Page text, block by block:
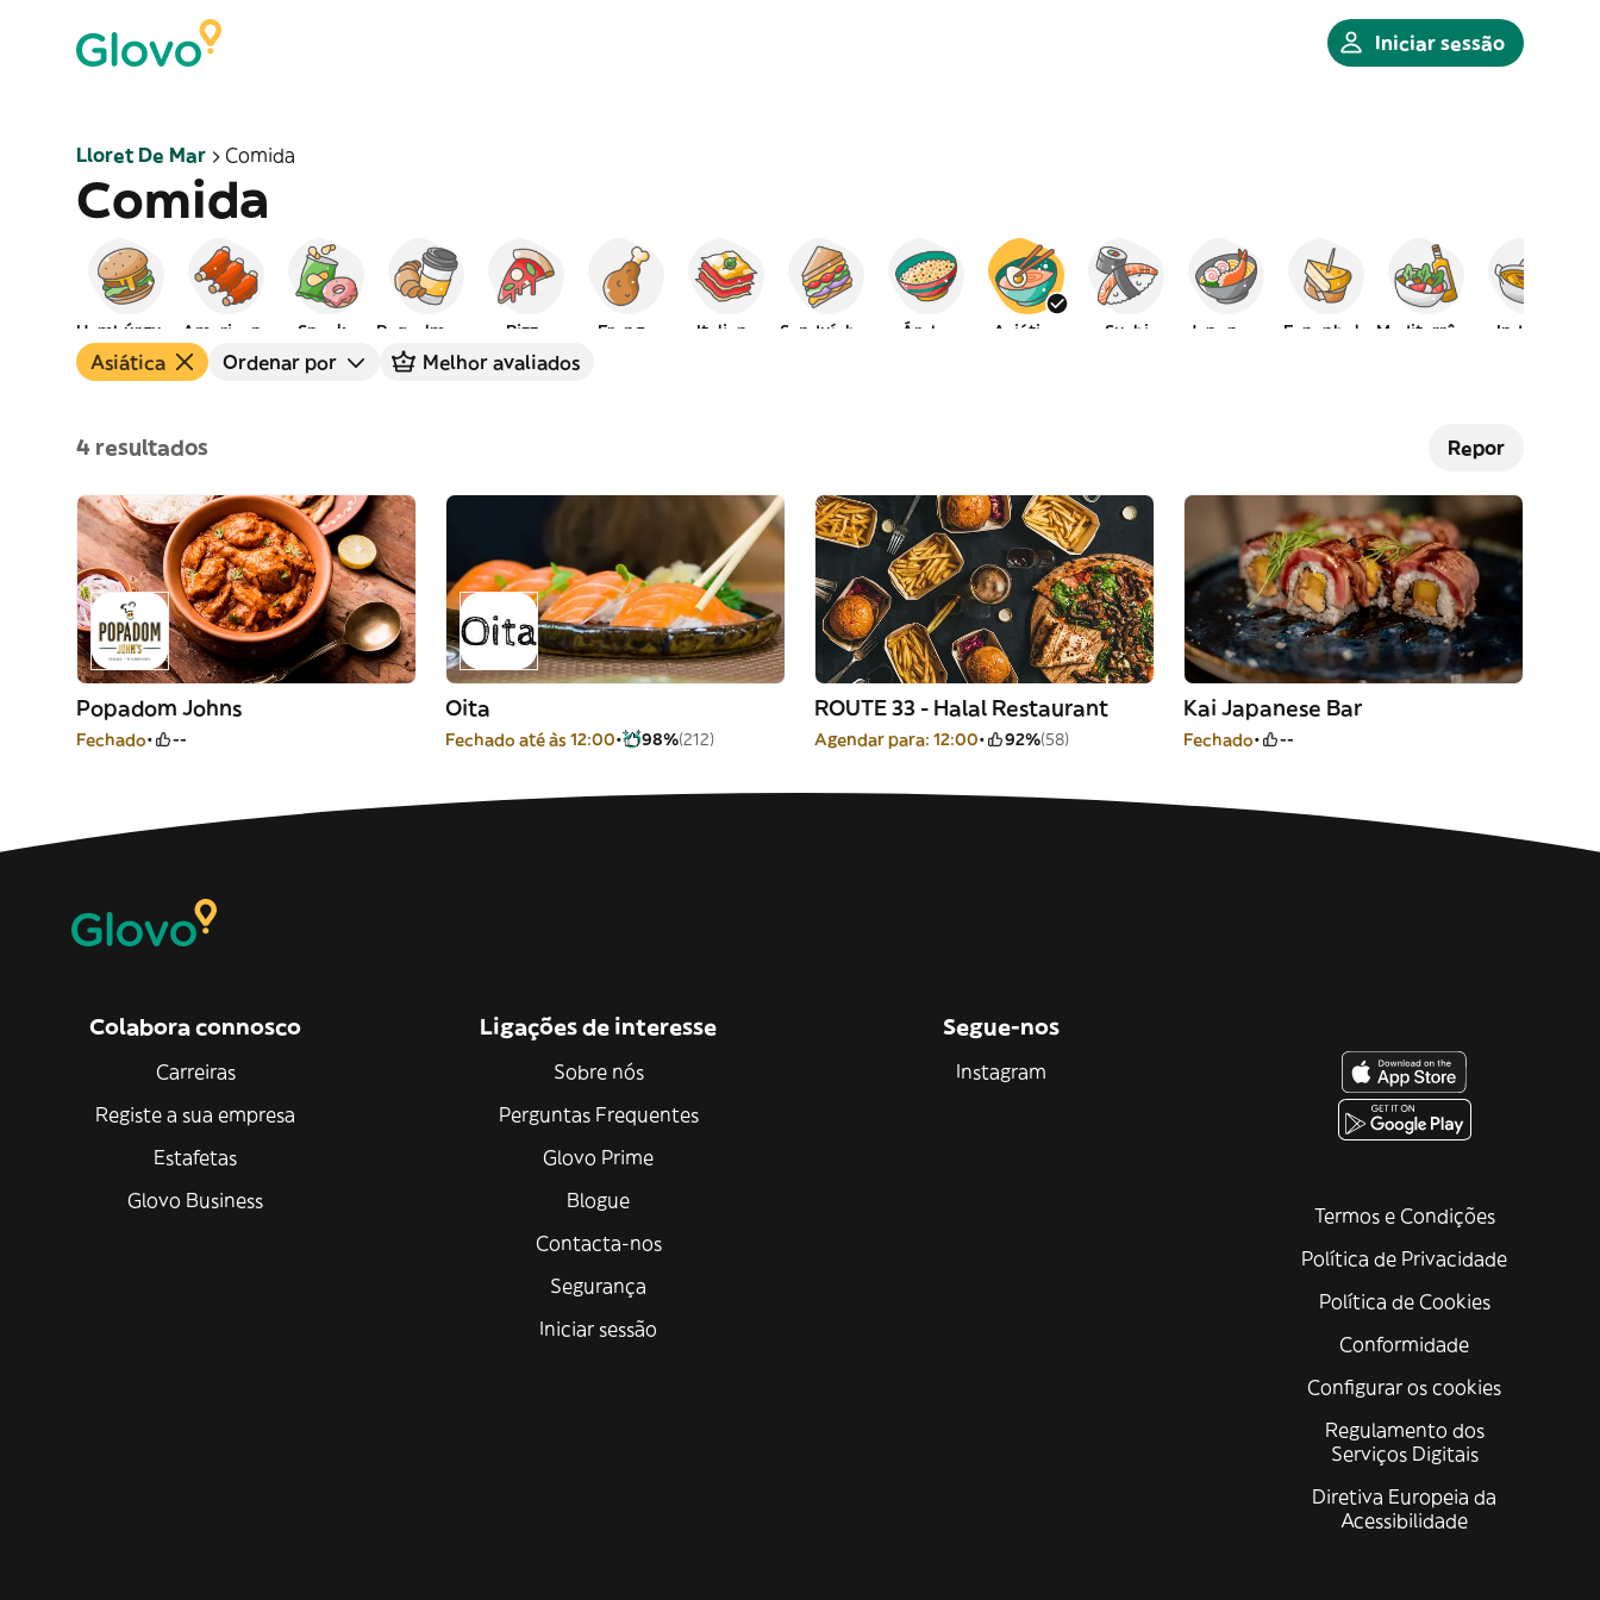
Iniciar sessão
Lloret De Mar Comida
Comida
Americana Snacks Peq. almoço Pizza Frango Italiana Sanduíches Árabe Asiática Sushi Japonesa Espanhola Indiana
Asiática Ordenar por Melhor avaliados
4 resultados Repor
Popadom Johns
Fechado --
Oita
Fechado até às 12:00 98%(212)
ROUTE 33 - Halal Restaurant
Agendar para: 12:00 92%(58)
Kai Japanese Bar
Fechado --
Colabora connosco
Carreiras
Registe a sua empresa
Estafetas
Glovo Business
Ligações de interesse
Sobre nós
Perguntas Frequentes
Glovo Prime
Blogue
Contacta-nos
Segurança
Iniciar sessão
Segue-nos
Instagram
Termos e Condições
Política de Privacidade
Política de Cookies
Conformidade
Configurar os cookies
Regulamento dos
Serviços Digitais
Diretiva Europeia da
Acessibilidade